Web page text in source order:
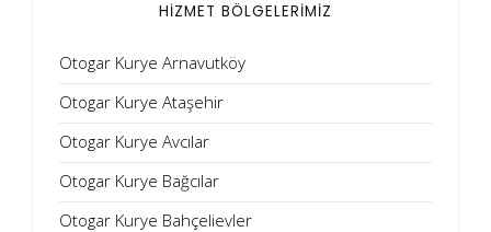
HİZMET BÖLGELERİMİZ
Otogar Kurye Arnavutköy
Otogar Kurye Ataşehir
Otogar Kurye Avcılar
Otogar Kurye Bağcılar
Otogar Kurye Bahçelievler